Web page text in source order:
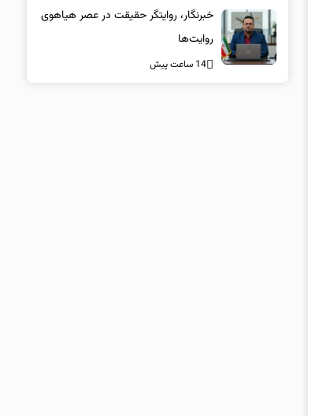
خبرنگار، روایتگر حقیقت در عصر هیاهوی
روایت‌ها
14 ساعت پیش